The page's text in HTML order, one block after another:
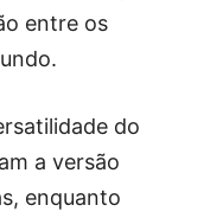
entre os
do
a versão
enquanto